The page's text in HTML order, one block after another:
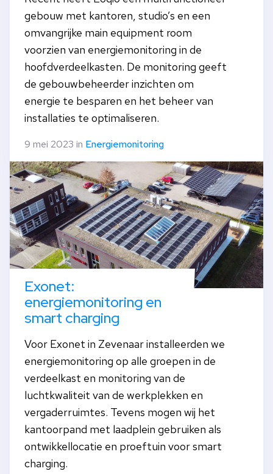
gebouw met kantoren, studio’s en een
omvangrijke main equipment room
voorzien van energiemonitoring in de
hoofdverdeelkasten. De monitoring geeft
de gebouwbeheerder inzichten om
energie te besparen en het beheer van
installaties te optimaliseren.
9 mei 2023 in Energiemonitoring
Exonet:
energiemonitoring en
smart charging
Voor Exonet in Zevenaar installeerden we
energiemonitoring op alle groepen in de
verdeelkast en monitoring van de
luchtkwaliteit van de werkplekken en
vergaderruimtes. Tevens mogen wij het
kantoorpand met laadplein gebruiken als
ontwikkellocatie en proeftuin voor smart
charging.